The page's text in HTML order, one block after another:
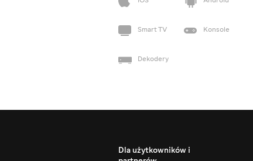
Smart TV Konsole
Dekodery
Dla użytkowników i